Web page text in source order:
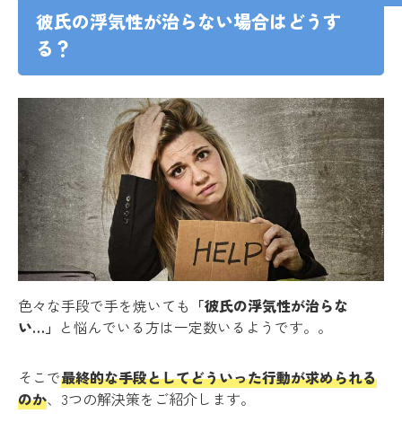
彼氏の浮気性が治らない場合はどうす
る？
色々な手段で手を焼いても 「彼氏の浮気性が治らな
い…」 と悩んでいる方は一定数いるようです。。
そこで最終的な手段としてどういった行動が求められる
のか、3つの解決策をご紹介します。